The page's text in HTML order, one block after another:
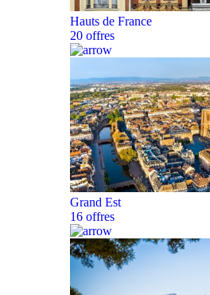
Hauts de France
20 offres
Grand Est
16 offres